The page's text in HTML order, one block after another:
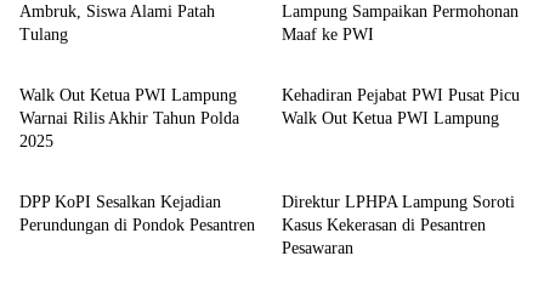
Ambruk, Siswa Alami Patah
Tulang
Lampung Sampaikan Permohonan
Maaf ke PWI
Berita
Walk Out Ketua PWI Lampung
Warnai Rilis Akhir Tahun Polda
2025
Berita
Kehadiran Pejabat PWI Pusat Picu
Walk Out Ketua PWI Lampung
Berita
DPP KoPI Sesalkan Kejadian
Perundungan di Pondok Pesantren
Direktur LPHPA Lampung Soroti
Kasus Kekerasan di Pesantren
Pesawaran